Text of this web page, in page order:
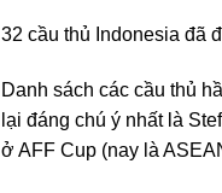
32 cầu thủ Indonesia đã
Danh sách các cầu thủ
lại đáng chú ý nhất là
ở AFF Cup (nay là